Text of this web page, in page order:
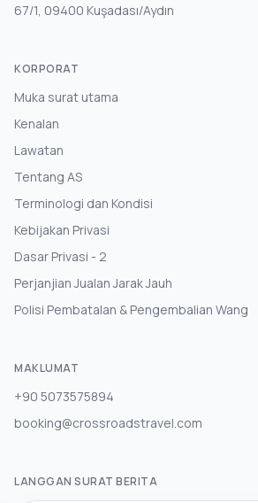
67/1, 09400 Kuşadası/Aydın
KORPORAT
Muka surat utama
Kenalan
Lawatan
Tentang AS
Terminologi dan Kondisi
Kebijakan Privasi
Dasar Privasi - 2
Perjanjian Jualan Jarak Jauh
Polisi Pembatalan & Pengembalian Wang
MAKLUMAT
+90 5073575894
booking@crossroadstravel.com
LANGGAN SURAT BERITA